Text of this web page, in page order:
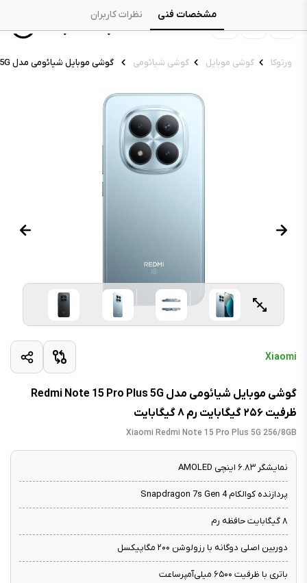
ورتوکا گوشی موبایل گوشی شیائومی گوشی موبایل شیائومی مدل Redmi Note 15 Pro Plus 5G ظرفیت ۲۵۶ گیگابایت رم ۸ گیگابایت
Xiaomi
گوشی موبایل شیائومی مدل Redmi Note 15 Pro Plus 5G
ظرفیت ۲۵۶ گیگابایت رم ۸ گیگابایت
Xiaomi Redmi Note 15 Pro Plus 5G 256/8GB
نمایشگر ۶.۸۳ اینچی AMOLED
پردازنده کوالکام Snapdragon 7s Gen 4
۸ گیگابایت حافظه رم
دوربین اصلی دوگانه با رزولوشن ۲۰۰ مگاپیکسل
باتری با ظرفیت ۶۵۰۰ میلی‌آمپرساعت
مشخصات فنی نظرات کاربران